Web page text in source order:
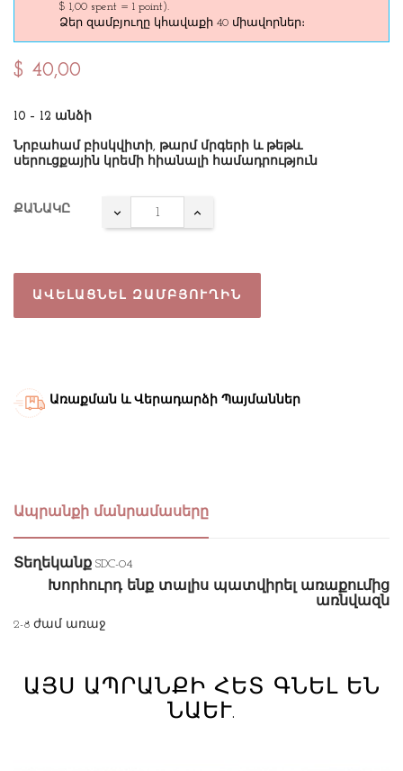
$ 1,00 spent = 1 point).
Ձեր զամբյուղը կհավաքի 40 միավորներ։
$ 40,00
10 – 12 անձի
Նրբահամ բիսկվիտի, թարմ մրգերի և թեթև
սերուցքային կրեմի հիանալի համադրություն
ՔԱՆԱԿԸ
ԱՎԵԼԱՑՆԵԼ ԶԱՄԲՅՈՒՂԻՆ
Առաքման և Վերադարձի Պայմաններ
Ապրանքի մանրամասերը
Տեղեկանք SDC-04
Խորհուրդ ենք տալիս պատվիրել առաքումից
առնվազն
2-8 ժամ առաջ
ԱՅՍ ԱՊՐԱՆՔԻ ՀԵՏ ԳՆԵԼ ԵՆ
ՆԱԵՒ.